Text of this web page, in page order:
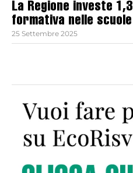
La Regione investe
formativa nelle scuole
25 Settembre 2025